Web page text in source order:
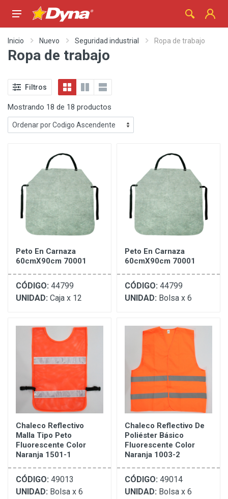
Inicio Nuevo Seguridad industrial Ropa de trabajo
Ropa de trabajo
Filtros
Mostrando 18 de 18 productos
Peto En Carnaza
60cmX90cm 70001
CÓDIGO: 44799
UNIDAD: Caja x 12
Peto En Carnaza
60cmX90cm 70001
CÓDIGO: 44799
UNIDAD: Bolsa x 6
Chaleco Reflectivo
Malla Tipo Peto
Fluorescente Color
Naranja 1501-1
CÓDIGO: 49013
UNIDAD: Bolsa x 6
Chaleco Reflectivo De
Poliéster Básico
Fluorescente Color
Naranja 1003-2
CÓDIGO: 49014
UNIDAD: Bolsa x 6